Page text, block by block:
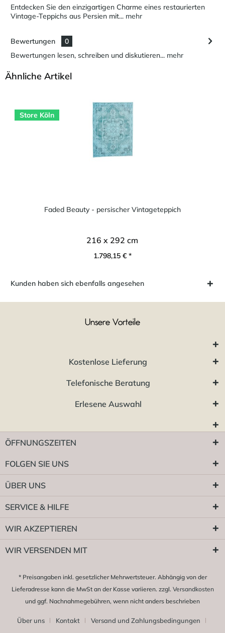
Entdecken Sie den einzigartigen Charme eines restaurierten
Vintage-Teppichs aus Persien mit... mehr
Bewertungen
0
Bewertungen lesen, schreiben und diskutieren... mehr
Ähnliche Artikel
Store Köln
Faded Beauty - persischer Vintageteppich
216 x 292 cm
1.798,15 € *
Kunden haben sich ebenfalls angesehen
Unsere Vorteile
Kostenlose Lieferung
Telefonische Beratung
Erlesene Auswahl
ÖFFNUNGSZEITEN
FOLGEN SIE UNS
ÜBER UNS
SERVICE & HILFE
WIR AKZEPTIEREN
WIR VERSENDEN MIT
* Preisangaben inkl. gesetzlicher Mehrwertsteuer. Abhängig von der
Lieferadresse kann die MwSt an der Kasse variieren. zzgl. Versandkosten
und ggf. Nachnahmegebühren, wenn nicht anders beschrieben
Über uns Kontakt
Versand und Zahlungsbedingungen